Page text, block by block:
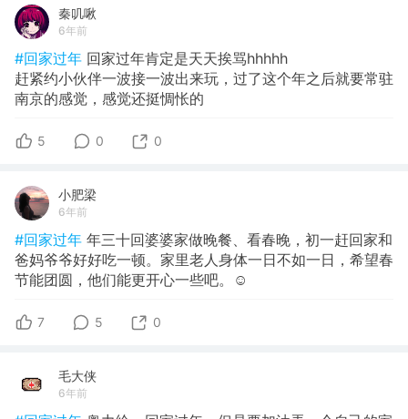
秦叽啾
6年前
#回家过年 回家过年肯定是天天挨骂hhhhh
赶紧约小伙伴一波接一波出来玩，过了这个年之后就要常驻
南京的感觉，感觉还挺惆怅的
5 0 0
小肥梁
6年前
#回家过年 年三十回婆婆家做晚餐、看春晚，初一赶回家和
爸妈爷爷好好吃一顿。家里老人身体一日不如一日，希望春
节能团圆，他们能更开心一些吧。☺️
7 5 0
毛大侠
6年前